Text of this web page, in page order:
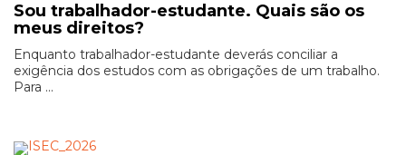
Sou trabalhador-estudante. Quais são os
meus direitos?
Enquanto trabalhador-estudante deverás conciliar a
exigência dos estudos com as obrigações de um trabalho.
Para ...